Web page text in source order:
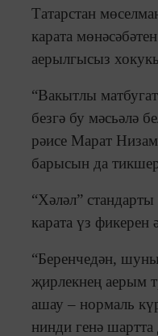
Татарстан
карата
аерылгысыз
“Вакытлы
безгә бу мәсьәлә
рәисе Марат
барысын да
“Хәләл”
карата үз фикерен
“Беренчедән,
җирлекнең аерым
ашау – нормаль
нинди генә